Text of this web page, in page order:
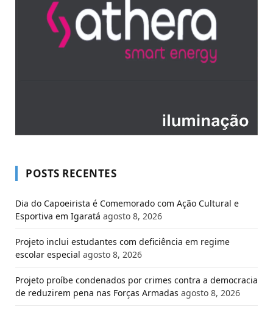
POSTS RECENTES
Dia do Capoeirista é Comemorado com Ação Cultural e
Esportiva em Igaratá agosto 8, 2026
Projeto inclui estudantes com deficiência em regime
escolar especial agosto 8, 2026
Projeto proíbe condenados por crimes contra a democracia
de reduzirem pena nas Forças Armadas agosto 8, 2026